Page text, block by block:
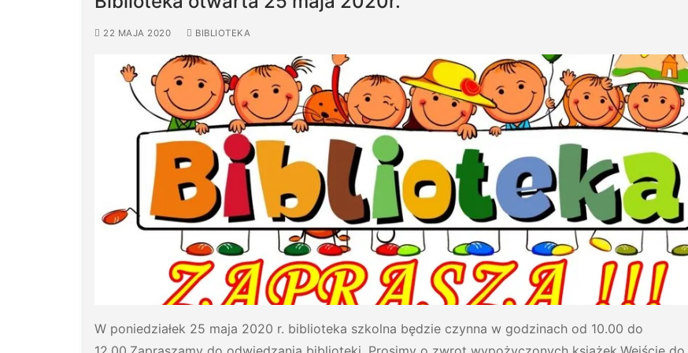
22 MAJA 2020 BIBLIOTEKA
W poniedziałek 25 maja 2020 r. biblioteka szkolna będzie czynna w godzinach od 10.00 do